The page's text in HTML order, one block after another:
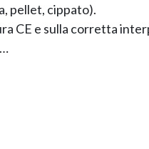
pellet, cippato).
CE e sulla corretta